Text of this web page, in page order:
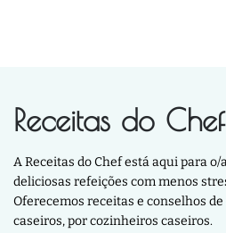
Receitas do Chef
A Receitas do Chef está aqui para
deliciosas refeições com menos
Oferecemos receitas e conselhos
caseiros, por cozinheiros caseiros.